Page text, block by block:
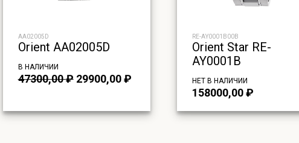
AA02005D
Orient AA02005D
В НАЛИЧИИ
47300,00₽ Первоначальная
47300,00 ₽.
29900,00₽Текущая
RE-AY0001B00B
Orient Star RE-
AY0001B
НЕТ В НАЛИЧИИ
158000,00₽